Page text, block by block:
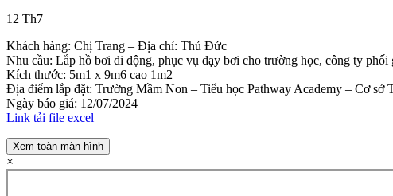
12 Th7
Khách hàng: Chị Trang – Địa chỉ: Thủ Đức
Nhu cầu: Lắp hồ bơi di động, phục vụ dạy bơi cho trường học, công ty phối
Kích thước: 5m1 x 9m6 cao 1m2
Địa điểm lắp đặt: Trường Mầm Non – Tiểu học Pathway Academy – Cơ
Ngày báo giá: 12/07/2024
Link tải file excel
Xem toàn màn hình
×